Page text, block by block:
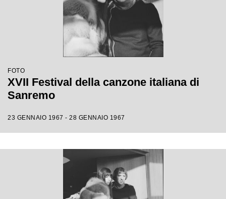
FOTO
XVII Festival della canzone italiana di
Sanremo
23 GENNAIO 1967 - 28 GENNAIO 1967